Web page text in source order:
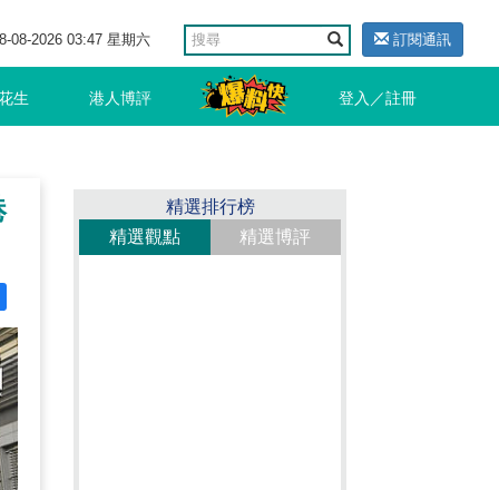
08-2026 03:47 星期六 訂閱通訊
生 港人博評 登入／註冊
精選排行榜
精選觀點
精選博評